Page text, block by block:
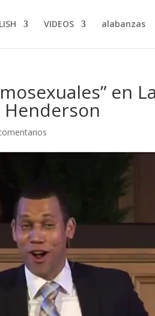
VIDEOS alabanzas
en